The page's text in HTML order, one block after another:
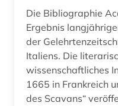
Die Bibliographie
Ergebnis
der
Italiens. Die
wissenschaftliches
1665 in Frankreich
des Scavans“